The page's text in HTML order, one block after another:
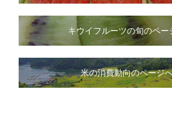
キウイフルーツの旬のペー
米の消費動向のページ